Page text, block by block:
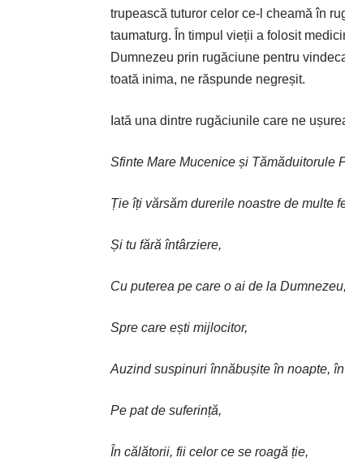
trupească tuturor celor ce-l cheamă în
taumaturg. În timpul vieții a folosit
Dumnezeu prin rugăciune pentru
toată inima, ne răspunde negreșit.
Iată una dintre rugăciunile care ne
Sfinte Mare Mucenice și Tămăduitorule
Ție îți vărsăm durerile noastre de multe
Și tu fără întârziere,
Cu puterea pe care o ai de la Dumnezeu,
Spre care ești mijlocitor,
Auzind suspinuri înnăbușite în noapte,
Pe pat de suferință,
În călătorii, fii celor ce se roagă ție,